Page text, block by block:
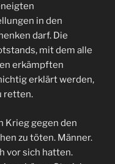
in den
darf. Die
mit dem alle
erkämpften
erklärt werden,
retten.
Krieg gegen den
zu töten. Männer.
vor sich hatten.